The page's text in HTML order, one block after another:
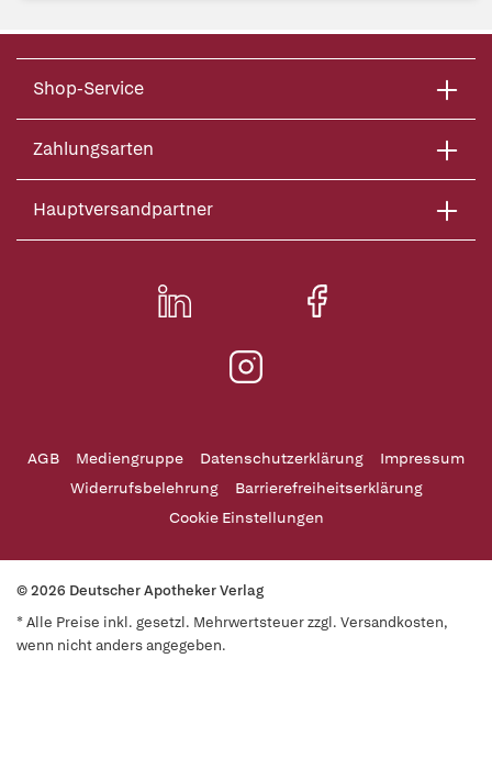
Shop-Service
Zahlungsarten
Hauptversandpartner
AGB Mediengruppe Datenschutzerklärung
Impressum
Widerrufsbelehrung
Barrierefreiheitserklärung
Cookie Einstellungen
© 2026 Deutscher Apotheker Verlag
* Alle Preise inkl. gesetzl. Mehrwertsteuer zzgl. Versandkosten,
wenn nicht anders angegeben.